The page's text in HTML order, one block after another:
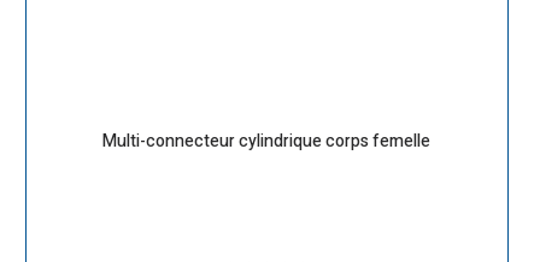
Multi-connecteur cylindrique corps femelle